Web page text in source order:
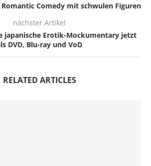
Romantic Comedy mit schwulen Figuren
nächster Artikel
japanische Erotik-Mockumentary jetzt
DVD, Blu-ray und VoD
RELATED ARTICLES